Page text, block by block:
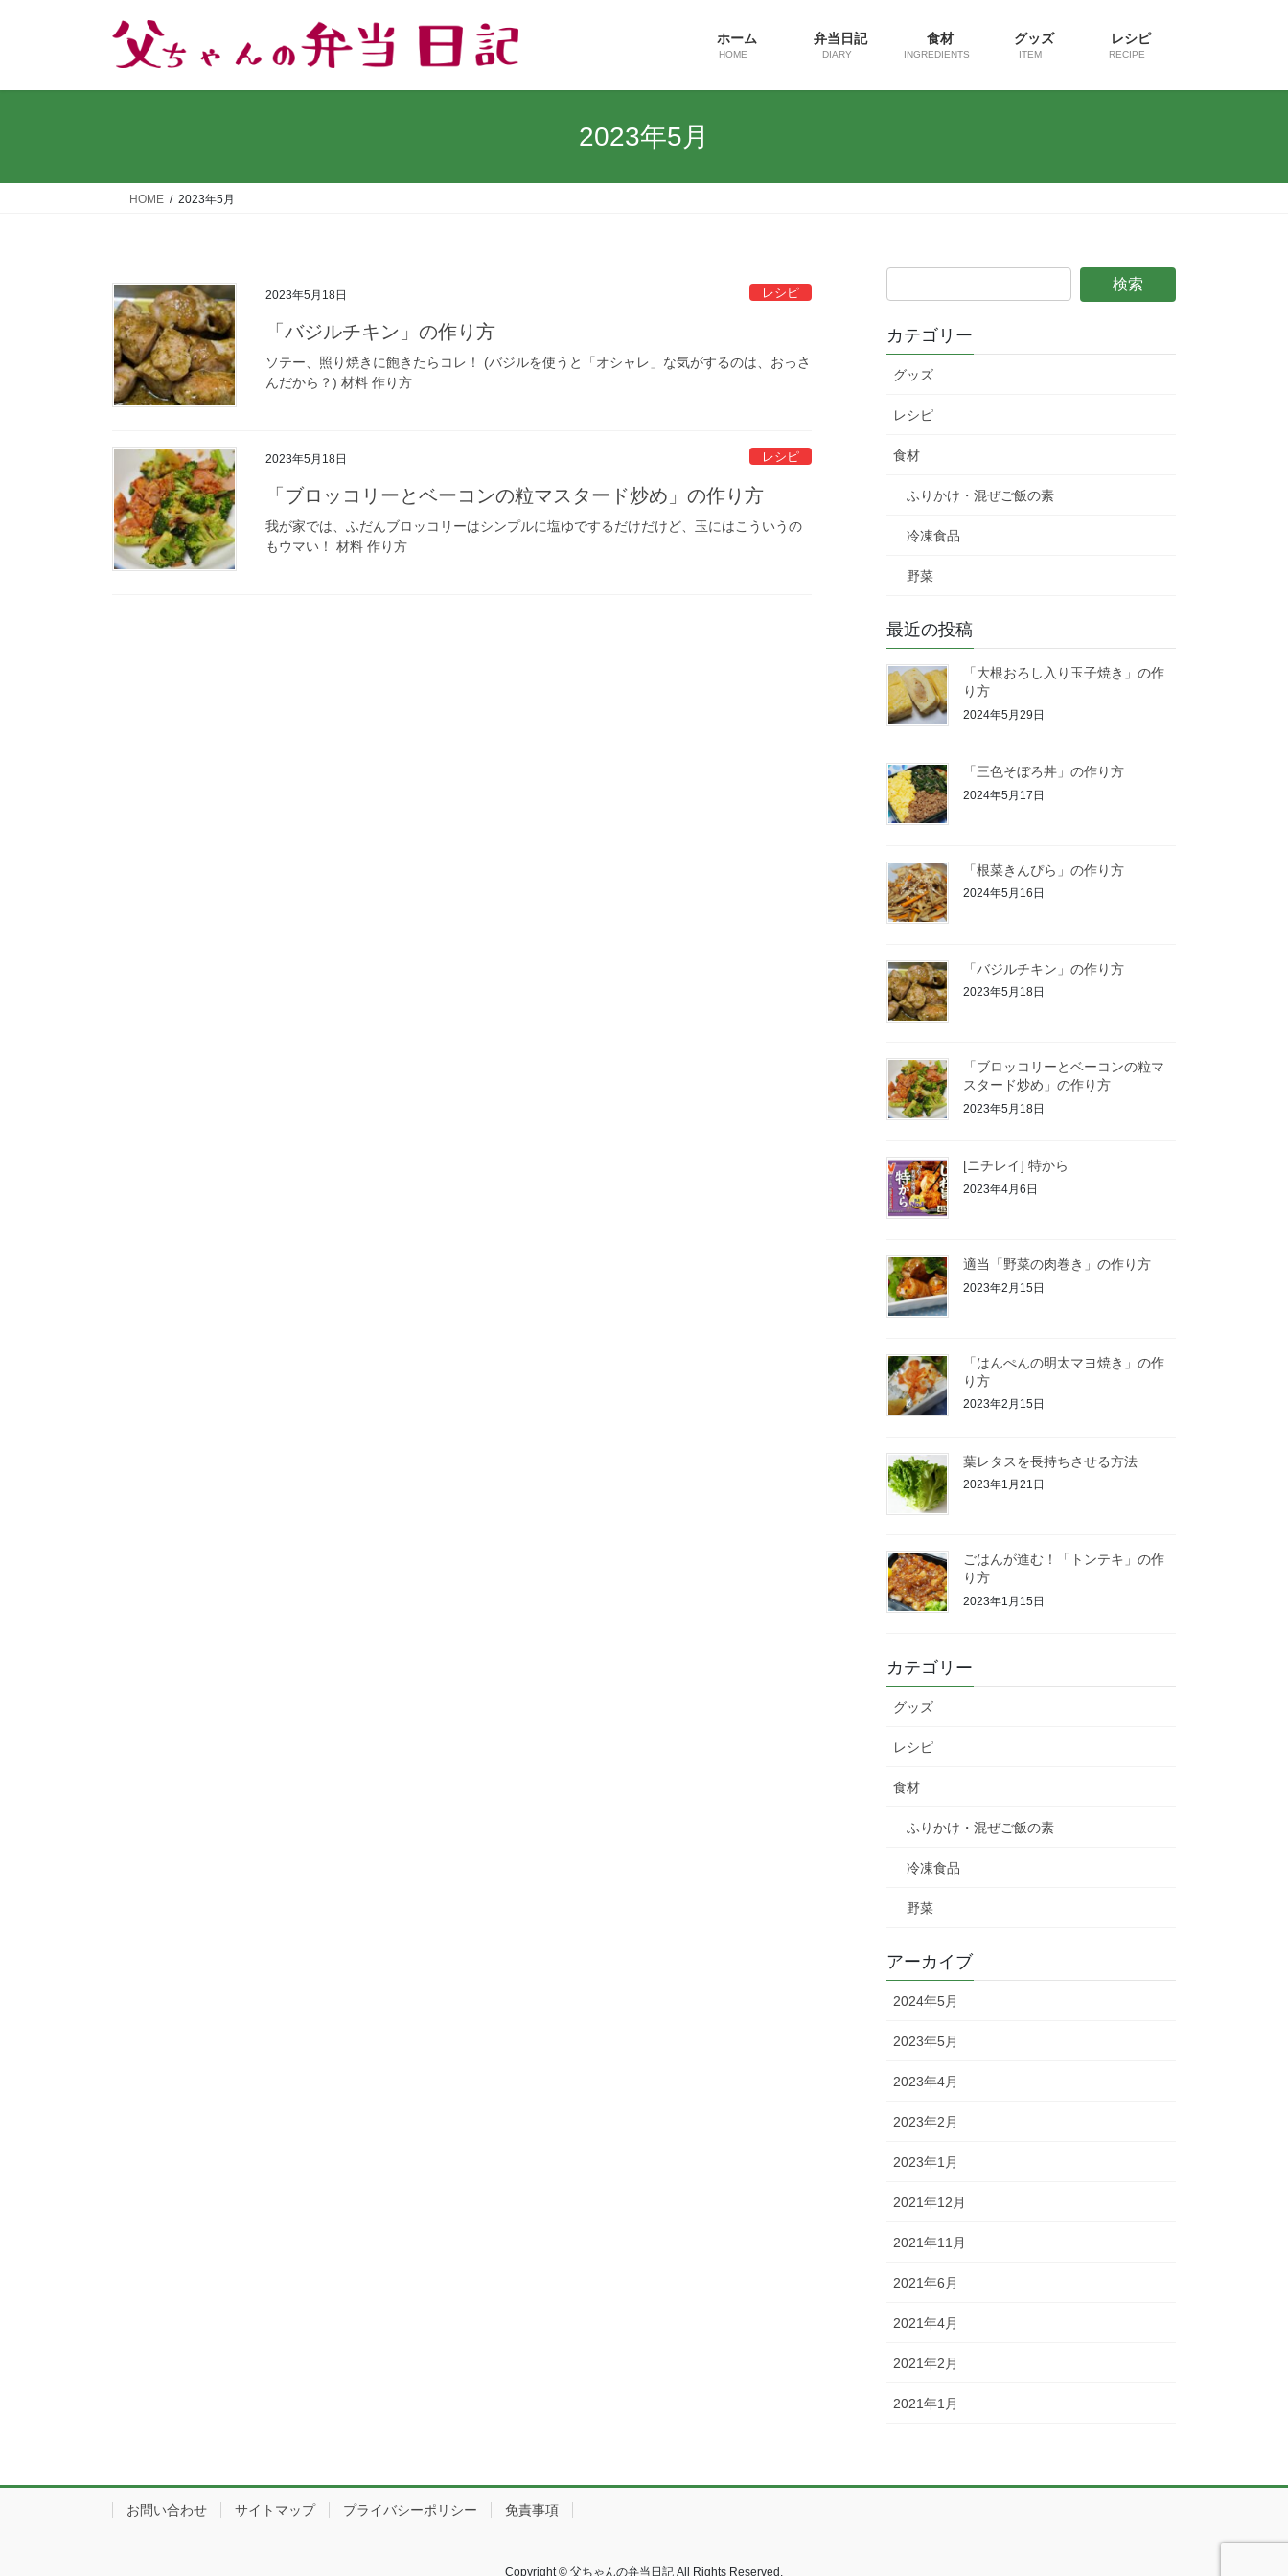
ホーム
HOME
弁当日記
DIARY
食材
INGREDIENTS
グッズ
ITEM
レシピ
RECIPE
2023年5月
HOME 2023年5月
2023年5月18日 レシピ
「バジルチキン」の作り方
ソテー、照り焼きに飽きたらコレ！ (バジルを使うと「オシャレ」な気がするのは、おっさ
んだから？) 材料 作り方
2023年5月18日 レシピ
「ブロッコリーとベーコンの粒マスタード炒め」の作り方
我が家では、ふだんブロッコリーはシンプルに塩ゆでするだけだけど、玉にはこういうの
もウマい！ 材料 作り方
カテゴリー
グッズ
レシピ
食材
ふりかけ・混ぜご飯の素
冷凍食品
野菜
最近の投稿
「大根おろし入り玉子焼き」の作
り方
2024年5月29日
「三色そぼろ丼」の作り方
2024年5月17日
「根菜きんぴら」の作り方
2024年5月16日
「バジルチキン」の作り方
2023年5月18日
「ブロッコリーとベーコンの粒マ
スタード炒め」の作り方
2023年5月18日
[ニチレイ] 特から
2023年4月6日
適当「野菜の肉巻き」の作り方
2023年2月15日
「はんぺんの明太マヨ焼き」の作
り方
2023年2月15日
葉レタスを長持ちさせる方法
2023年1月21日
ごはんが進む！「トンテキ」の作
り方
2023年1月15日
カテゴリー
グッズ
レシピ
食材
ふりかけ・混ぜご飯の素
冷凍食品
野菜
アーカイブ
2024年5月
2023年5月
2023年4月
2023年2月
2023年1月
2021年12月
2021年11月
2021年6月
2021年4月
2021年2月
2021年1月
お問い合わせ サイトマップ プライバシーポリシー 免責事項
Copyright © 父ちゃんの弁当日記 All Rights Reserved.